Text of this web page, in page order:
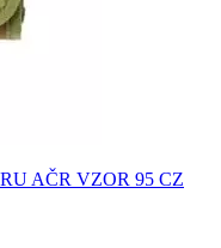
AČR VZOR 95 CZ